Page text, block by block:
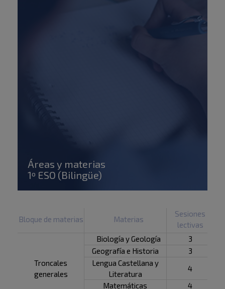
Áreas y materias
1º ESO (Bilingüe)
Bloque de materias Materias
Sesiones
lectivas
Troncales
generales
Biología y Geología
3
Geografía e Historia
3
Lengua Castellana y
Literatura
4
Matemáticas
4